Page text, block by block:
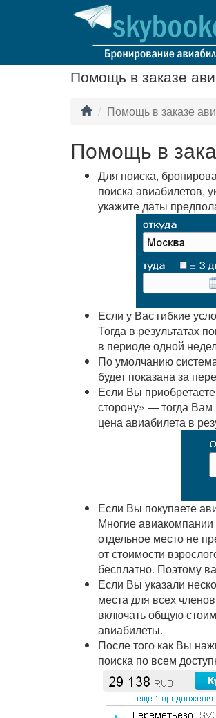
Помощь в заказе
Помощь в заказе
Помощь в
Для поиска,
поиска авиабилетов,
укажите даты
Если у Вас гибкие
Тогда в результатах
в периоде одной
По умолчанию
будет показана за
Если Вы
сторону» — тогда Вам
цена авиабилета в
Если Вы покупаете
Многие
отдельное место не
от стоимости
бесплатно. Поэтому
Если Вы указали
места для всех
включать общую
авиабилеты.
После того как Вы
поиска по всем